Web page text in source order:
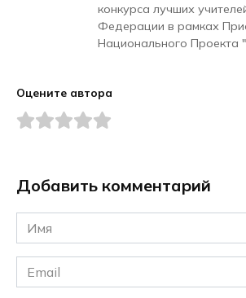
конкурса лучших
Федерации в рамках
Национального Проекта
Оцените автора
Добавить комментарий
Имя
*
Email
*